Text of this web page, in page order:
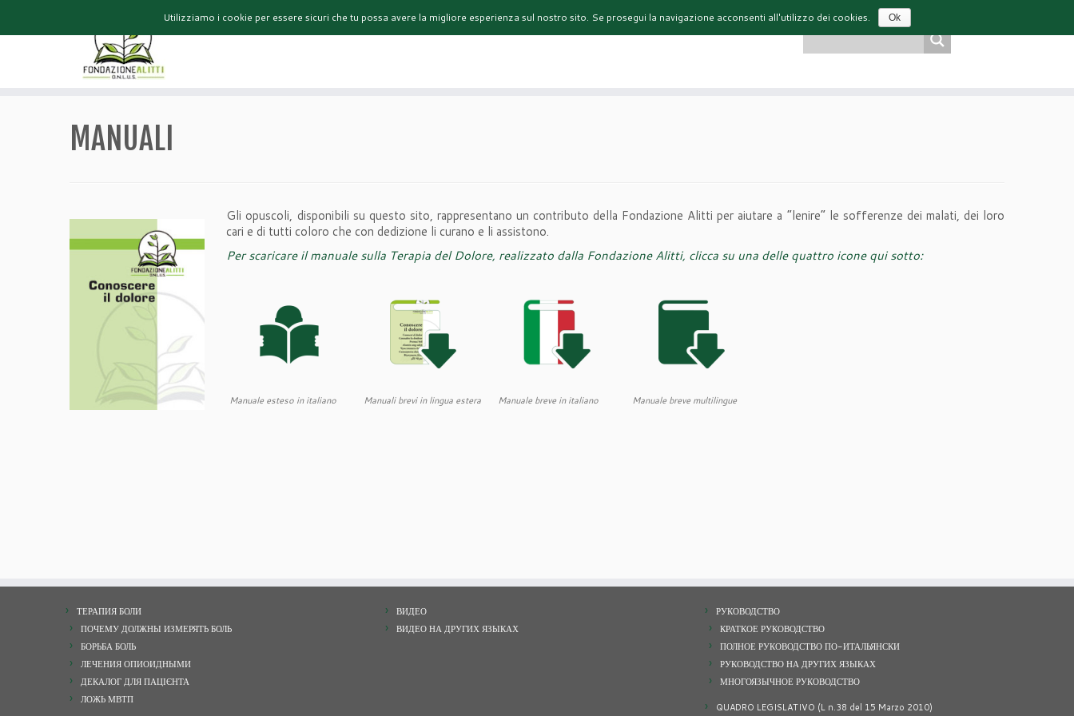
HOME О НАС КОНТАКТЫ СОТРУДНИЧЕСТВО AREA RISERVATA ПОИСК ПО САЙТУ
MANUALI
Gli opuscoli, disponibili su questo sito, rappresentano un contributo della Fondazione Alitti per aiutare a “lenire” le sofferenze dei malati, dei loro
cari e di tutti coloro che con dedizione li curano e li assistono.
Per scaricare il manuale sulla Terapia del Dolore, realizzato dalla Fondazione Alitti, clicca su una delle quattro icone qui sotto:
Manuale esteso in italiano Manuali brevi in lingua estera Manuale breve in italiano Manuale breve multilingue
ТЕРАПИЯ БОЛИ
ПОЧЕМУ ДОЛЖНЫ ИЗМЕРЯТЬ БОЛЬ
БОРЬБА БОЛЬ
ЛЕЧЕНИЯ ОПИОИДНЫМИ
ДЕКАЛОГ ДЛЯ ПАЦІЄНТА
ЛОЖЬ МВТП
ВИДЕО
ВИДЕО НА ДРУГИХ ЯЗЫКАХ
РУКОВОДСТВО
КРАТКОЕ РУКОВОДСТВО
ПОЛНОЕ РУКОВОДСТВО ПО-ИТАЛЬЯНСКИ
РУКОВОДСТВО НА ДРУГИХ ЯЗЫКАХ
МНОГОЯЗЫЧНОЕ РУКОВОДСТВО
QUADRO LEGISLATIVO (L n.38 del 15 Marzo 2010)
Utilizziamo i cookie per essere sicuri che tu possa avere la migliore esperienza sul nostro sito. Se prosegui la navigazione acconsenti all'utilizzo dei cookies. Ok